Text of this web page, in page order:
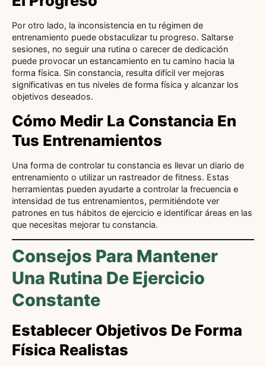
Por otro lado, la inconsistencia en tu régimen de
entrenamiento puede obstaculizar tu progreso. Saltarse
sesiones, no seguir una rutina o carecer de dedicación
puede provocar un estancamiento en tu camino hacia la
forma física. Sin constancia, resulta difícil ver mejoras
significativas en tus niveles de forma física y alcanzar los
objetivos deseados.
Cómo Medir La Constancia En
Tus Entrenamientos
Una forma de controlar tu constancia es llevar un diario de
entrenamiento o utilizar un rastreador de fitness. Estas
herramientas pueden ayudarte a controlar la frecuencia e
intensidad de tus entrenamientos, permitiéndote ver
patrones en tus hábitos de ejercicio e identificar áreas en las
que necesitas mejorar tu constancia.
Consejos Para Mantener
Una Rutina De Ejercicio
Constante
Establecer Objetivos De Forma
Física Realistas